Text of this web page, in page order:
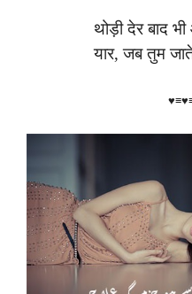
थोड़ी देर बाद
यार, जब तुम जाते